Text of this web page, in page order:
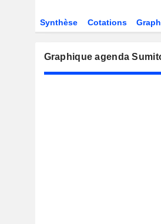
Synthèse Cotations
Graphique agenda